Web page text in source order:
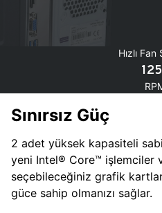
Hızlı
Sınırsız Güç
2 adet yüksek kapasiteli
yeni Intel® Core™ işlemciler
seçebileceğiniz grafik
güce sahip olmanızı sağlar.